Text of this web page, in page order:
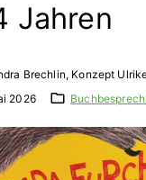
Jahren
Brechlin, Konzept
2026